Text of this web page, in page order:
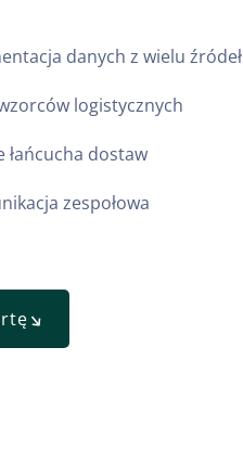
danych z wielu źródeł
logistycznych
łańcucha dostaw
zespołowa